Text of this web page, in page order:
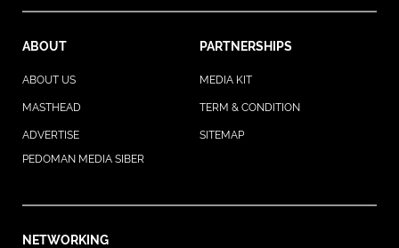
ABOUT PARTNERSHIPS
ABOUT US MEDIA KIT
MASTHEAD TERM & CONDITION
ADVERTISE
SITEMAP
PEDOMAN MEDIA SIBER
NETWORKING